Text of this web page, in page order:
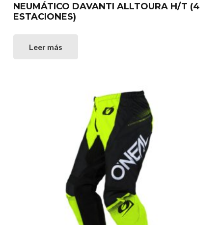
NEUMÁTICO DAVANTI ALLTOURA H/T (4
ESTACIONES)
Leer más